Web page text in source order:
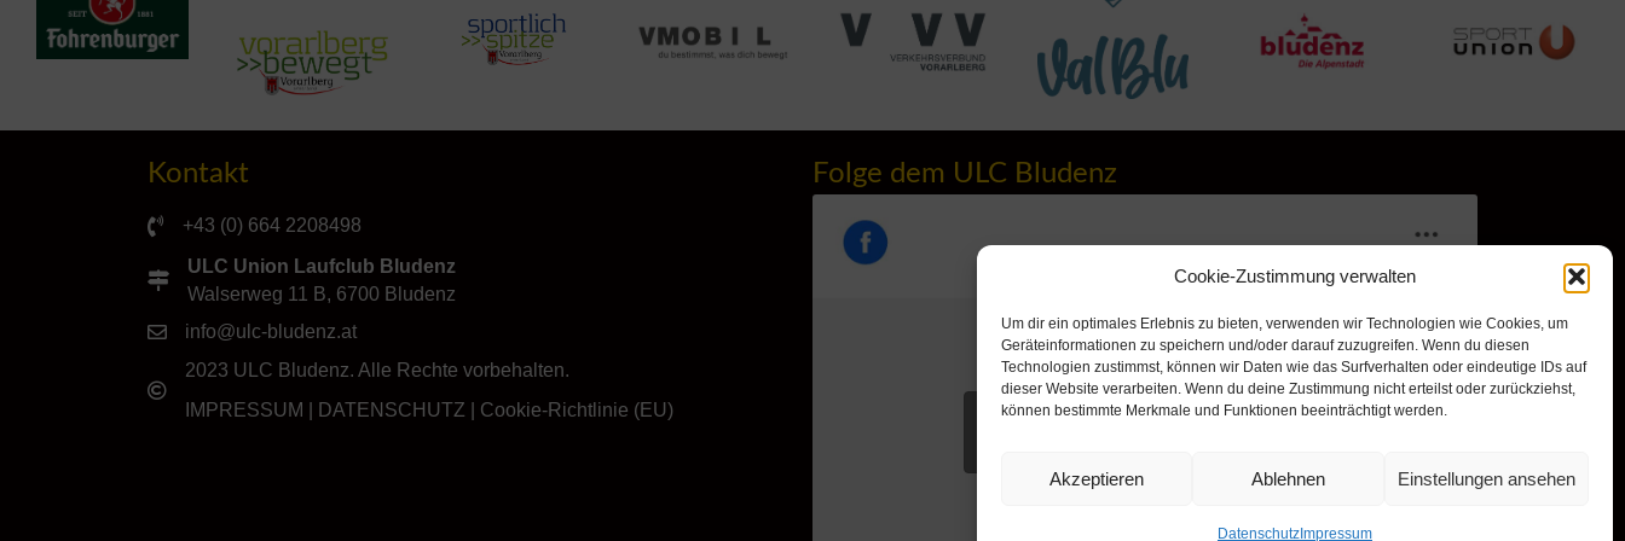
Cookie-Zustimmung verwalten
Um dir ein optimales Erlebnis zu bieten, verwenden wir Technologien wie Cookies, um
Geräteinformationen zu speichern und/oder darauf zuzugreifen. Wenn du diesen
Technologien zustimmst, können wir Daten wie das Surfverhalten oder eindeutige IDs auf
dieser Website verarbeiten. Wenn du deine Zustimmung nicht erteilst oder zurückziehst,
können bestimmte Merkmale und Funktionen beeinträchtigt werden.
Akzeptieren Ablehnen Einstellungen ansehen
DatenschutzImpressum
Kontakt
+43 (0) 664 2208498
ULC Union Laufclub Bludenz
Walserweg 11 B, 6700 Bludenz
info@ulc-bludenz.at
2023 ULC Bludenz. Alle Rechte vorbehalten.
IMPRESSUM
DATENSCHUTZ Cookie-Richtlinie (EU)
Folge dem ULC Bludenz
Klicke hier, um Marketing-Cookies zu